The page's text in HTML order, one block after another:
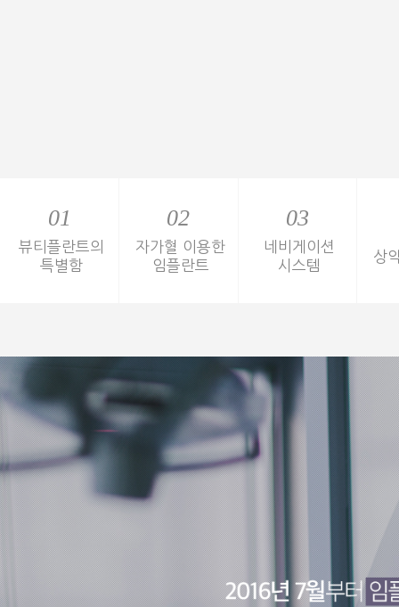
01
뷰티플란트의
특별함
01
뷰티플란트의
특별함
02
자가혈 이용한
임플란트
02
자가혈 이용한
임플란트
03
네비게이션
시스템
03
네비게이션
시스템
상
상